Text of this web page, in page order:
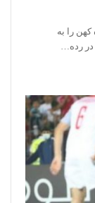
را به
در رده…